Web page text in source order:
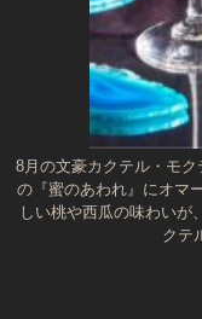
8月の文豪カクテル・モ
の『蜜のあわれ』にオマ
しい桃や西瓜の味わいが
クテ